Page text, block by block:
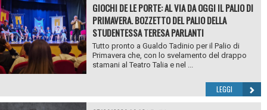
GIOCHI DE LE PORTE: AL VIA DA OGGI IL PALIO DI
PRIMAVERA. BOZZETTO DEL PALIO DELLA
STUDENTESSA TERESA PARLANTI
Tutto pronto a Gualdo Tadinio per il Palio di
Primavera che, con lo svelamento del drappo
stamani al Teatro Talia e nel ...
LEGGI